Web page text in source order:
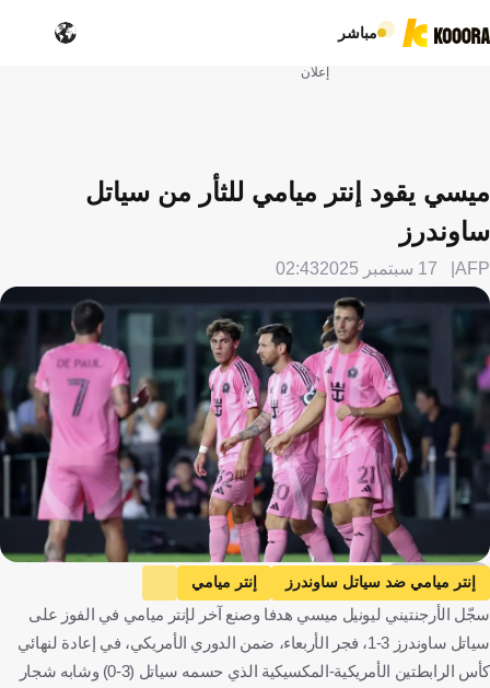
مباشر
إعلان
ميسي يقود إنتر ميامي للثأر من سياتل
ساوندرز
AFP 17 سبتمبر 2025 02:43
Getty Images
إنتر ميامي ضد سياتل ساوندرز
إنتر ميامي
سياتل ساوندرز
الدوري الأمريكي
الولايات المتحدة
كرة قدم
سجّل الأرجنتيني ليونيل ميسي هدفا وصنع آخر لإنتر ميامي في الفوز على
سياتل ساوندرز 3-1، فجر الأربعاء، ضمن الدوري الأمريكي، في إعادة لنهائي
كأس الرابطتين الأمريكية-المكسيكية الذي حسمه سياتل (3-0) وشابه شجار